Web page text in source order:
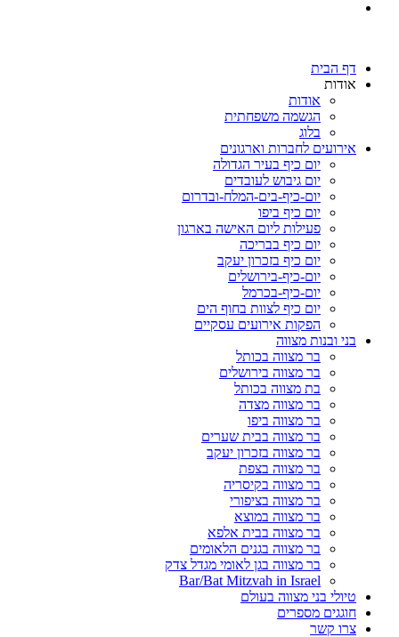
דף הבית
אודות
אודות
הגשמה משפחתית
בלוג
אירועים לחברות וארגונים
יום כיף בעיר הגדולה
יום גיבוש לעובדים
יום-כיף-בים-המלח-ובדרום
יום כיף ביפו
פעילות ליום האישה בארגון
יום כיף בבריכה
יום כיף בזכרון יעקב
יום-כיף-בירושלים
יום-כיף-בכרמל
יום כיף לצוות בחוף הים
הפקות אירועים עסקיים
בני ובנות מצווה
בר מצווה בכותל
בר מצווה בירושלים
בת מצווה בכותל
בר מצווה מצדה
בר מצווה ביפו
בר מצווה בבית שערים
בר מצווה בזכרון יעקב
בר מצווה בצפת
בר מצווה בקיסריה
בר מצווה בציפורי
בר מצווה במוצא
בר מצווה בבית אלפא
בר מצווה בגנים הלאומים
בר מצווה בגן לאומי מגדל צדק
Bar/Bat Mitzvah in Israel
טיולי בני מצווה בעולם
חוגגים מספרים
צרו קשר